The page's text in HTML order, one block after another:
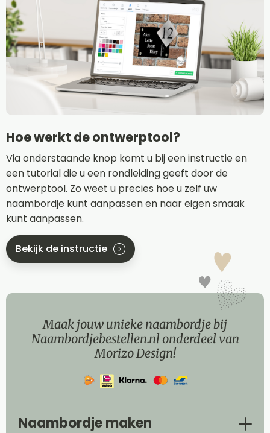
Hoe werkt de ontwerptool?
Via onderstaande knop komt u bij een instructie en
een tutorial die u een rondleiding geeft door de
ontwerptool. Zo weet u precies hoe u zelf uw
naambordje kunt aanpassen en naar eigen smaak
kunt aanpassen.
Bekijk de instructie
Maak jouw unieke naambordje bij
Naambordjebestellen.nl onderdeel van
Morizo Design!
Naambordje maken